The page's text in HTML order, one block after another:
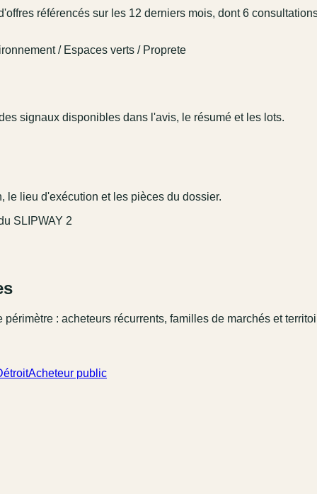
référencés sur les 12 derniers mois, dont 6
/ Espaces verts / Proprete
signaux disponibles dans l'avis, le résumé et les lots.
le lieu d'exécution et les pièces du dossier.
SLIPWAY 2
: acheteurs récurrents, familles de marchés et
Acheteur public